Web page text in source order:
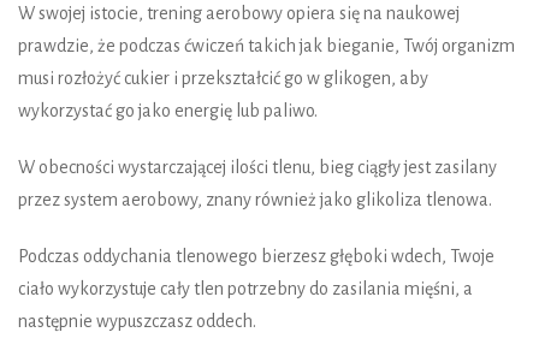
W swojej istocie, trening aerobowy opiera się na naukowej
prawdzie, że podczas ćwiczeń takich jak bieganie, Twój organizm
musi rozłożyć cukier i przekształcić go w glikogen, aby
wykorzystać go jako energię lub paliwo.
W obecności wystarczającej ilości tlenu, bieg ciągły jest zasilany
przez system aerobowy, znany również jako glikoliza tlenowa.
Podczas oddychania tlenowego bierzesz głęboki wdech, Twoje
ciało wykorzystuje cały tlen potrzebny do zasilania mięśni, a
następnie wypuszczasz oddech.